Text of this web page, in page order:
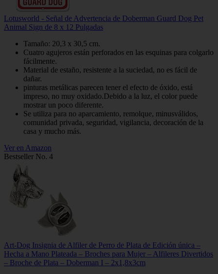
Lotusworld - Señal de Advertencia de Doberman Guard Dog Pet
Animal Sign de 8 x 12 Pulgadas
Tamaño: 20,3 x 30,5 cm.
Cuatro agujeros están perforados en las esquinas para colgarlo
fácilmente.
Material de estaño, resistente a la suciedad, no es fácil de
dañar.
pinturas metálicas parecen tener el efecto de óxido, está
impreso, no muy oxidado.Debido a la luz, el color puede
mostrar un poco diferente.
Se utiliza para no aparcamiento, remolque, minusválidos,
comunidad privada, seguridad, vigilancia, decoración de la
casa y mucho más.
Ver en Amazon
Bestseller No. 4
Art-Dog Insignia de Alfiler de Perro de Plata de Edición única –
Hecha a Mano Plateada – Broches para Mujer – Alfileres Divertidos
– Broche de Plata – Doberman I – 2x1,8x3cm